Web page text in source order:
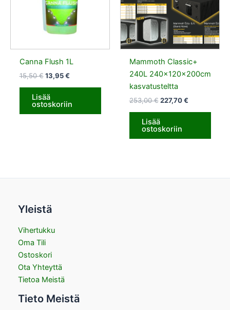
Canna Flush 1L
15,50€ 13,95€
Lisää
ostoskoriin
Mammoth Classic+
240L 240x120x200cm
kasvatusteltta
253,00€ 227,70€
Lisää
ostoskoriin
Yleistä
Vihertukku
Oma Tili
Ostoskori
Ota Yhteyttä
Tietoa Meistä
Tieto Meistä